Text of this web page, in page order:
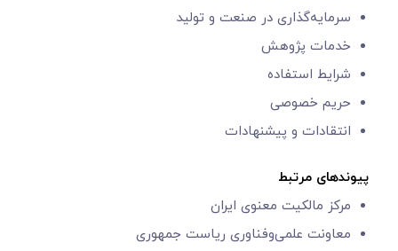
سرمایه‌گذاری در صنعت و تولید
خدمات پژوهش
شرایط استفاده
حریم خصوصی
انتقادات و پیشنهادات
پیوندهای مرتبط
مرکز مالکیت معنوی ایران
معاونت علمی‌و‌فناوری ریاست جمهوری